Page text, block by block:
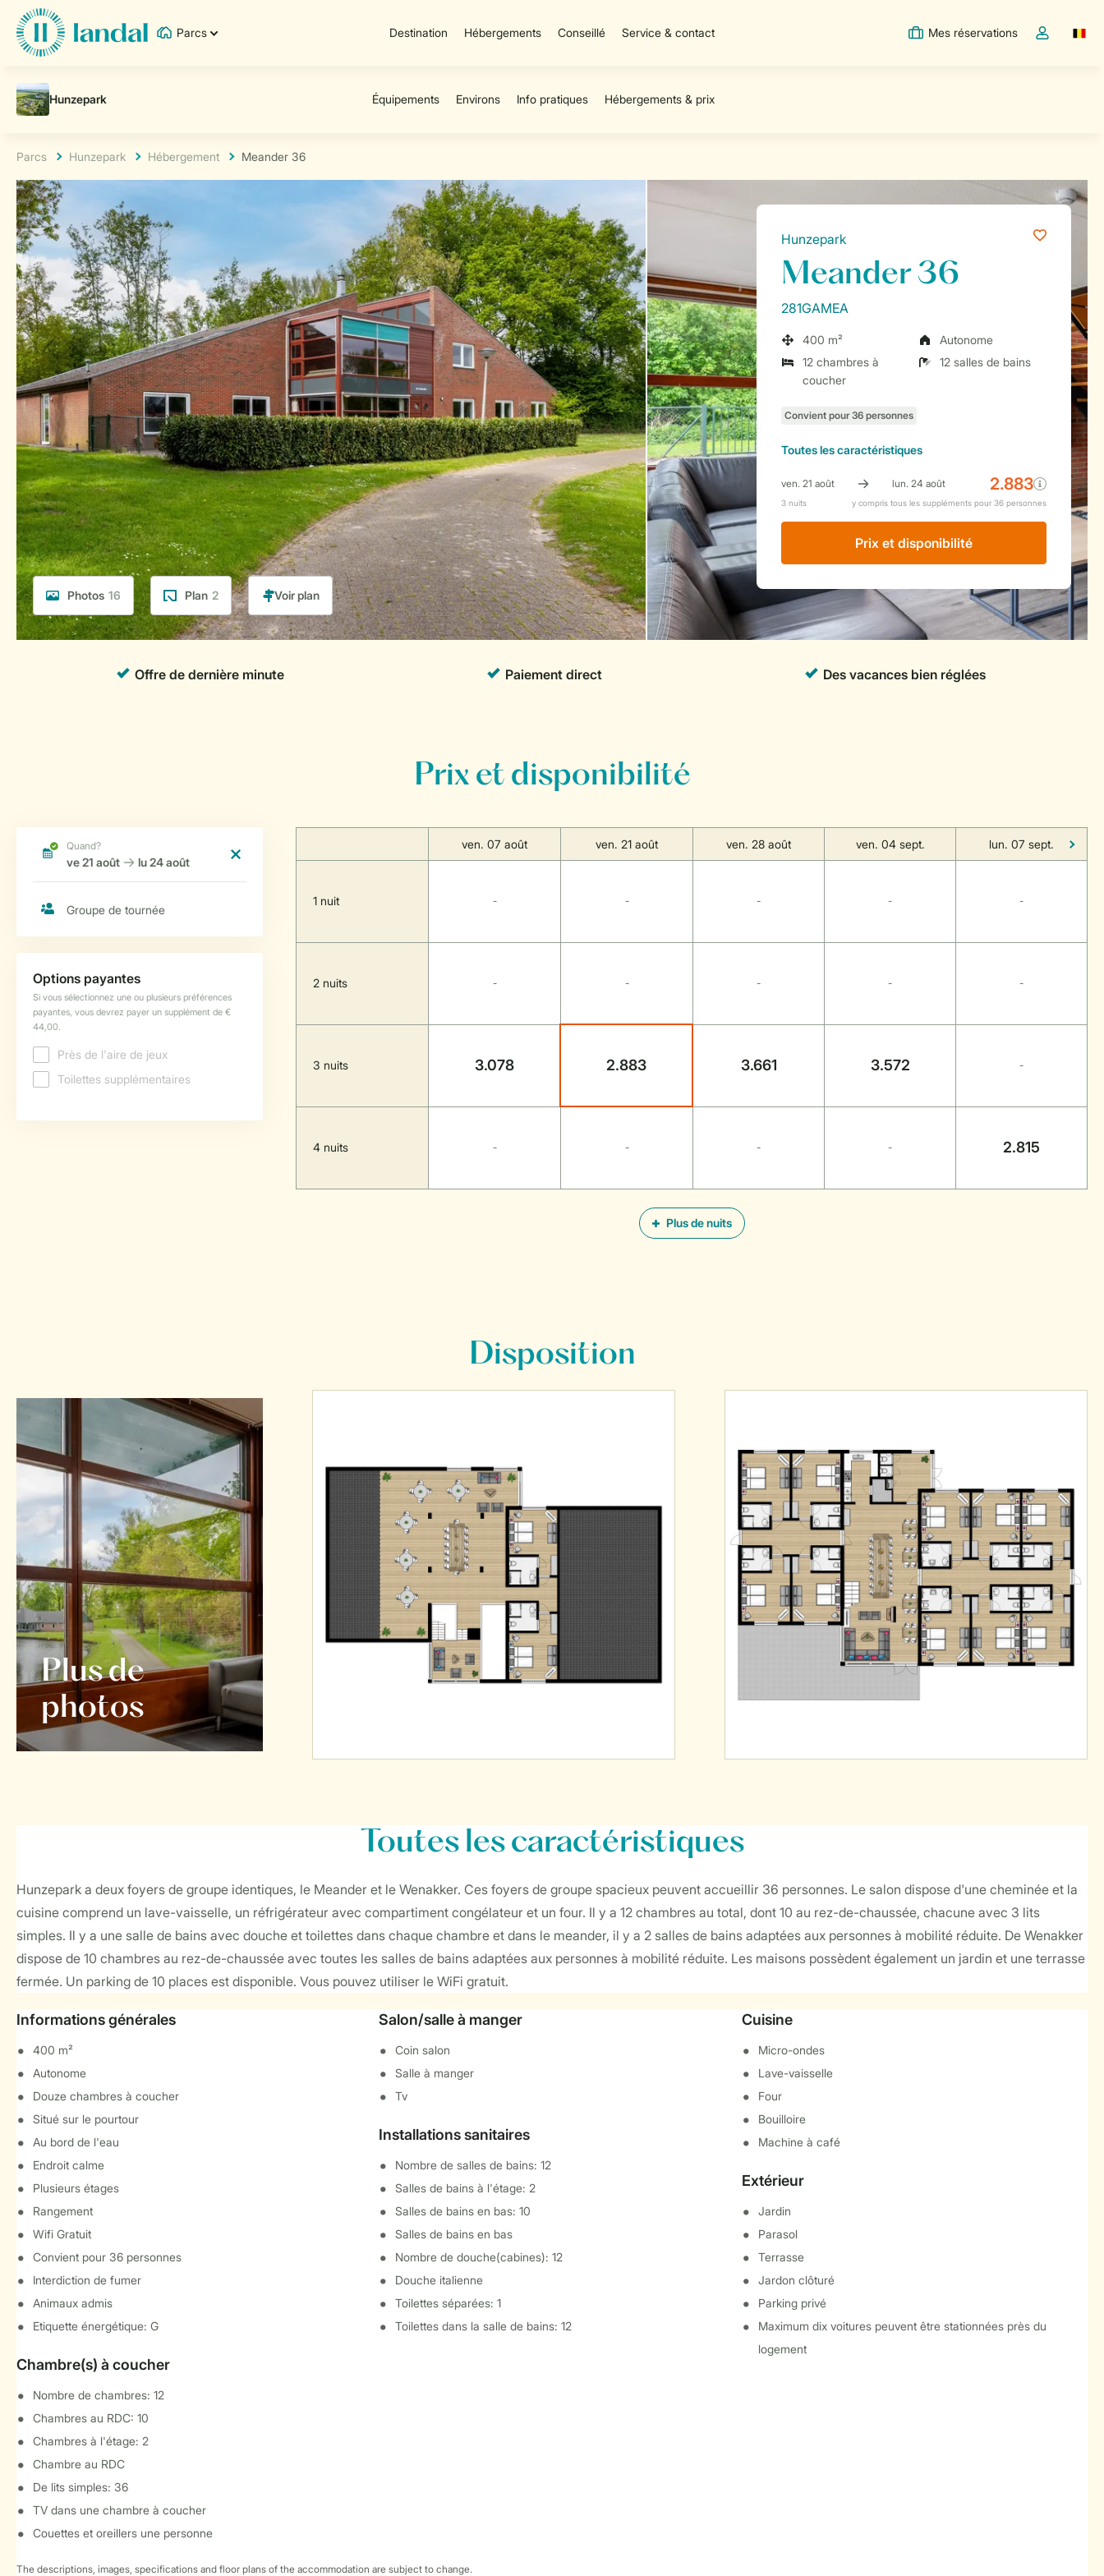
Parcs Destination Hébergements Conseillé Service & contact Mes réservations
Toggle the
Parcs Hunzepark Hébergement Meander 36
Photos 16 Plan 2
Hunzepark
Meander 36
281GAMEA
400 m²
Autonome
12 chambres à
coucher
12 salles de bains
Toutesles caractéristiques
Prix ​​et disponibilité
Prix et disponibilité
Plus de nuits
ven. 07 août ven. 21 août ven. 28 août ven. 04 sept. lun. 07 sept.
1 nuit - - - - -
2 nuits - - - - -
3 nuits 3.078 2.883 3.661 3.572 -
4 nuits - - - - 2.815
Disposition
Plus de
photos
Toutesles caractéristiques
Hunzepark a deux foyers de groupe identiques, le Meander et le Wenakker. Ces foyers de groupe spacieux peuvent accueillir 36 personnes. Le salon dispose d'une cheminée et la
cuisine comprend un lave-vaisselle, un réfrigérateur avec compartiment congélateur et un four. Il y a 12 chambres au total, dont 10 au rez-de-chaussée, chacune avec 3 lits
simples. Il y a une salle de bains avec douche et toilettes dans chaque chambre et dans le meander, il y a 2 salles de bains adaptées aux personnes à mobilité réduite. De Wenakker
dispose de 10 chambres au rez-de-chaussée avec toutes les salles de bains adaptées aux personnes à mobilité réduite. Les maisons possèdent également un jardin et une terrasse
fermée. Un parking de 10 places est disponible. Vous pouvez utiliser le WiFi gratuit.
Informations générales
400 m²
Autonome
Douze chambres à coucher
Situé sur le pourtour
Au bord de l'eau
Endroit calme
Plusieurs étages
Rangement
Wifi Gratuit
Convient pour 36 personnes
Interdiction de fumer
Animaux admis
Etiquette énergétique: G
Chambre(s) à coucher
Nombre de chambres: 12
Chambres au RDC: 10
Chambres à l'étage: 2
Chambre au RDC
De lits simples: 36
TV dans une chambre à coucher
Couettes et oreillers une personne
Salon/salle à manger
Coin salon
Salle à manger
Tv
Installations sanitaires
Nombre de salles de bains: 12
Salles de bains à l'étage: 2
Salles de bains en bas: 10
Salles de bains en bas
Nombre de douche(cabines): 12
Douche italienne
Toilettes séparées: 1
Toilettes dans la salle de bains: 12
Cuisine
Micro-ondes
Lave-vaisselle
Four
Bouilloire
Machine à café
Extérieur
Jardin
Parasol
Terrasse
Jardon clôturé
Parking privé
Maximum dix voitures peuvent être stationnées près du
logement
The descriptions, images, specifications and floor plans of the accommodation are subject to change.